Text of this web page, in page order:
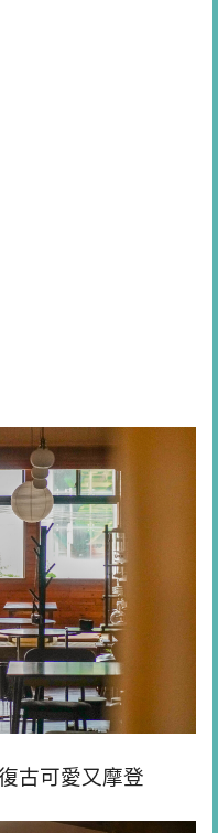
古可愛又摩登